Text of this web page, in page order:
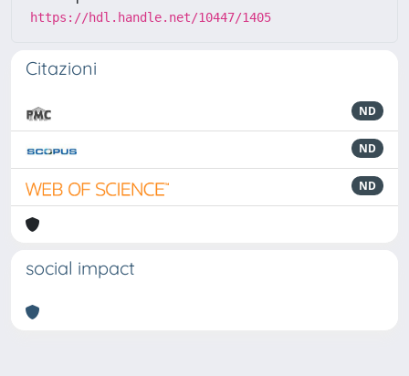
https://hdl.handle.net/10447/1405
Citazioni
ND
ND
ND
social impact